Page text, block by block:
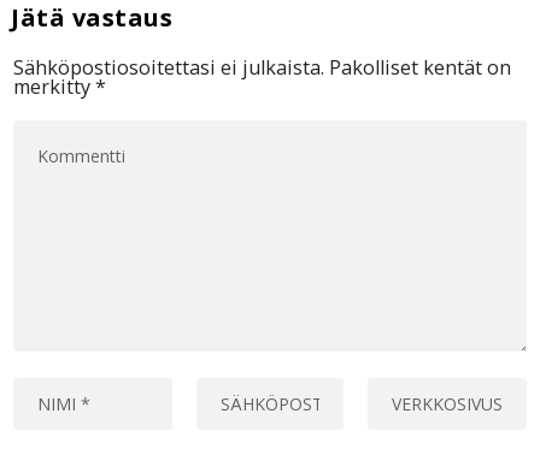
Sähköpostiosoitettasi ei julkaista. Pakolliset kentät on
merkitty*